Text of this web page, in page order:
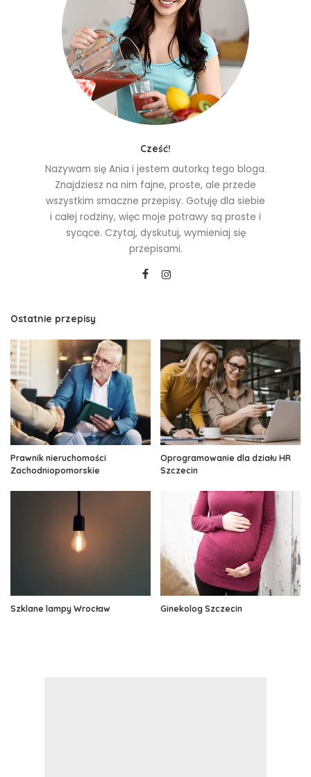
Cześć!
Nazywam się Ania i jestem autorką tego bloga.
Znajdziesz na nim fajne, proste, ale przede
wszystkim smaczne przepisy. Gotuję dla siebie
i całej rodziny, więc moje potrawy są proste i
sycące. Czytaj, dyskutuj, wymieniaj się
przepisami.
Ostatnie przepisy
Prawnik nieruchomości
Zachodniopomorskie
Oprogramowanie dla działu HR
Szczecin
Szklane lampy Wrocław Ginekolog Szczecin